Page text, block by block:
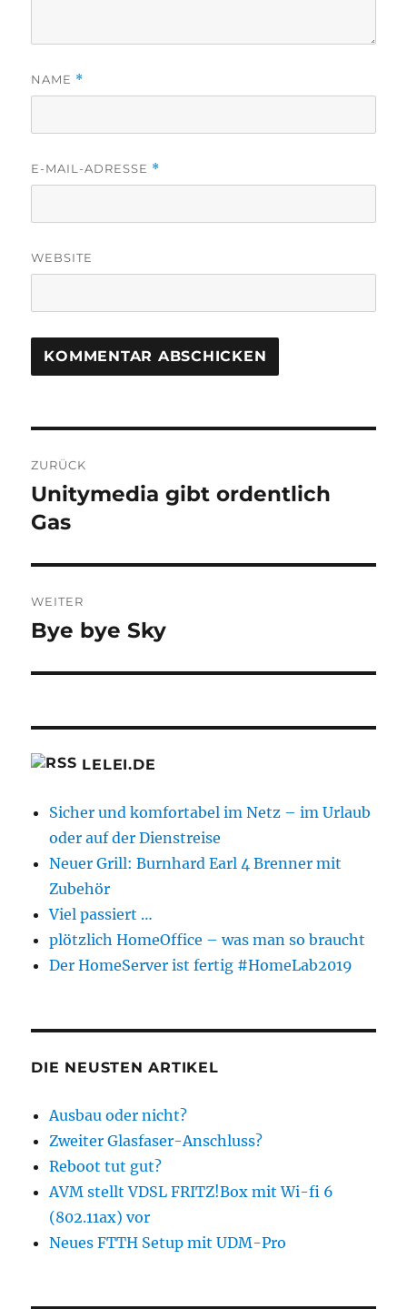
NAME *
E-MAIL-ADRESSE *
WEBSITE
ZURÜCK
Vorheriger
Beitrag:
Unitymedia gibt ordentlich
Gas
WEITER
Nächster
Bye bye Sky
LELEI.DE
Sicher und komfortabel im Netz – im Urlaub
oder auf der Dienstreise
Neuer Grill: Burnhard Earl 4 Brenner mit
Zubehör
Viel passiert …
plötzlich HomeOffice – was man so braucht
Der HomeServer ist fertig #HomeLab2019
DIE NEUSTEN ARTIKEL
Ausbau oder nicht?
Zweiter Glasfaser-Anschluss?
Reboot tut gut?
AVM stellt VDSL FRITZ!Box mit Wi-fi 6
(802.11ax) vor
Neues FTTH Setup mit UDM-Pro